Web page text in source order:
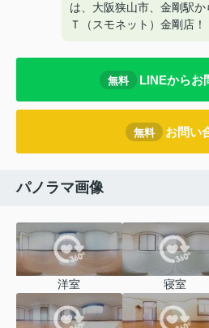
は、大阪狭山市、金剛駅
Ｔ（スモネット）金剛店！
無料 LINEからお
無料 お問い
パノラマ画像
洋室 寝室